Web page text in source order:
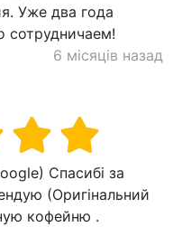
Уже два года
сотрудничаем!
6 місяців назад
Спасибі за
(Оригінальний
кофейню .